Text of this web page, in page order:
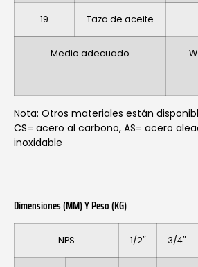
19 Taza de aceite
Medio adecuado
Nota: Otros materiales están
CS= acero al carbono, AS= acero
inoxidable
Dimensiones (MM) Y Peso (KG)
NPS 1/2″ 3/4″